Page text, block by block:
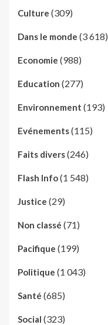
Culture (309)
Dans le monde (3 618)
Economie (988)
Education (277)
Environnement (193)
Evénements(115)
Faits divers(246)
Flash Info(1 548)
Justice (29)
Non classé (71)
Pacifique (199)
Politique (1 043)
Santé (685)
Social (323)